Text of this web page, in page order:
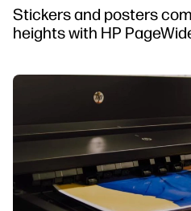
Stickers and posters
heights with HP